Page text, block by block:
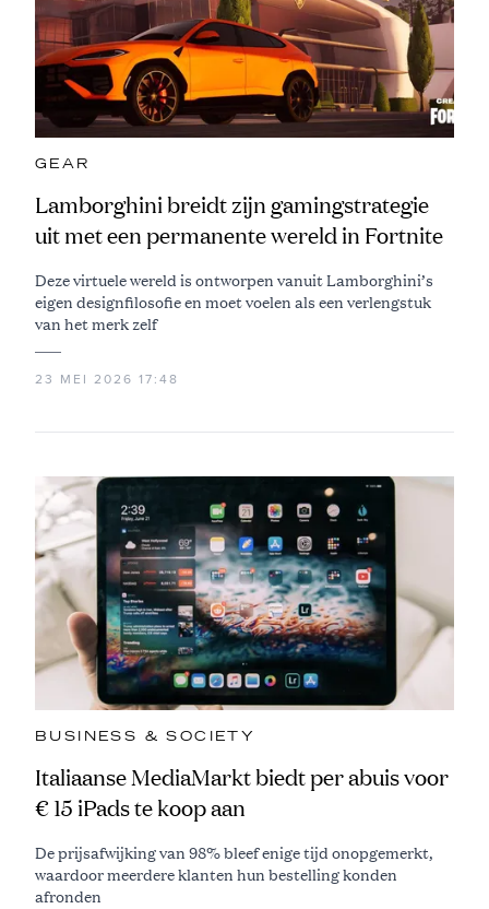
GEAR
Lamborghini breidt zijn gamingstrategie
uit met een permanente wereld in Fortnite
Deze virtuele wereld is ontworpen vanuit Lamborghini’s
eigen designfilosofie en moet voelen als een verlengstuk
van het merk zelf
23 MEI 2026 17:48
BUSINESS & SOCIETY
Italiaanse MediaMarkt biedt per abuis voor
€ 15 iPads te koop aan
De prijsafwijking van 98% bleef enige tijd onopgemerkt,
waardoor meerdere klanten hun bestelling konden
afronden